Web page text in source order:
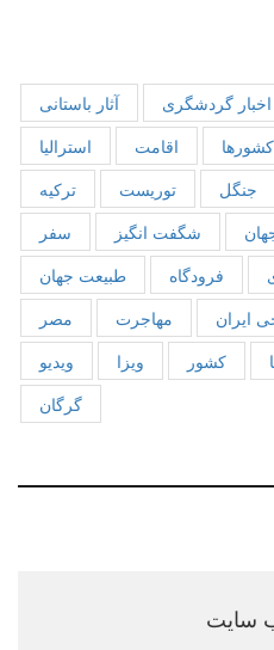
آثار باستانی اخبار گردشگری
استرالیا
اقامت
ترکیه
توریست جنگل
سفر
شگفت انگیز
طبیعت جهان
فرودگاه
مصر
مهاجرت ایران
ویدیو
ویزا کشور
گرگان
سایت